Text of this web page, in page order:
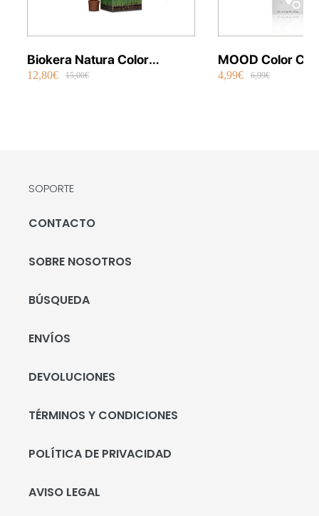
Biokera Natura Color
Orgánico 70 ml
12,80€ 15,00€
MOOD Color
Permanente
4,99€ 6,99€
SOPORTE
CONTACTO
SOBRE NOSOTROS
BÚSQUEDA
ENVÍOS
DEVOLUCIONES
TÉRMINOS Y CONDICIONES
POLÍTICA DE PRIVACIDAD
AVISO LEGAL